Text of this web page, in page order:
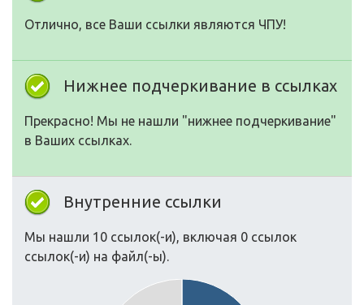
Отлично, все Ваши ссылки являются ЧПУ!
Нижнее подчеркивание в ссылках
Прекрасно! Мы не нашли "нижнее подчеркивание"
в Ваших ссылках.
Внутренние ссылки
Мы нашли 10 ссылок(-и), включая 0 ссылок
ссылок(-и) на файл(-ы).